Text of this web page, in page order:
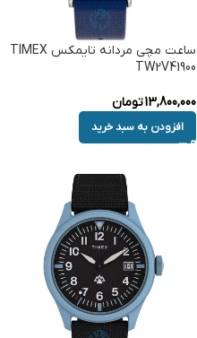
ساعت مچی مردانه تایمکس TIMEX
TW2V41900
13,800,000تومان
افزودن به سبد خرید